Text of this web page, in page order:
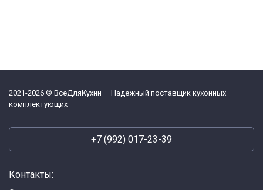
2021-2026 © ВсеДляКухни — Надежный поставщик кухонных
комплектующих
+7 (992) 017-23-39
Контакты: